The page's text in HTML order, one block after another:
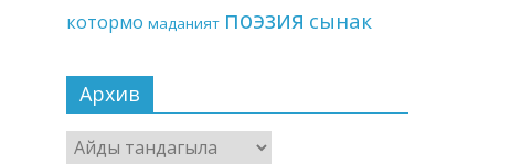
котормо маданият поэзия сынак
Архив
Архив